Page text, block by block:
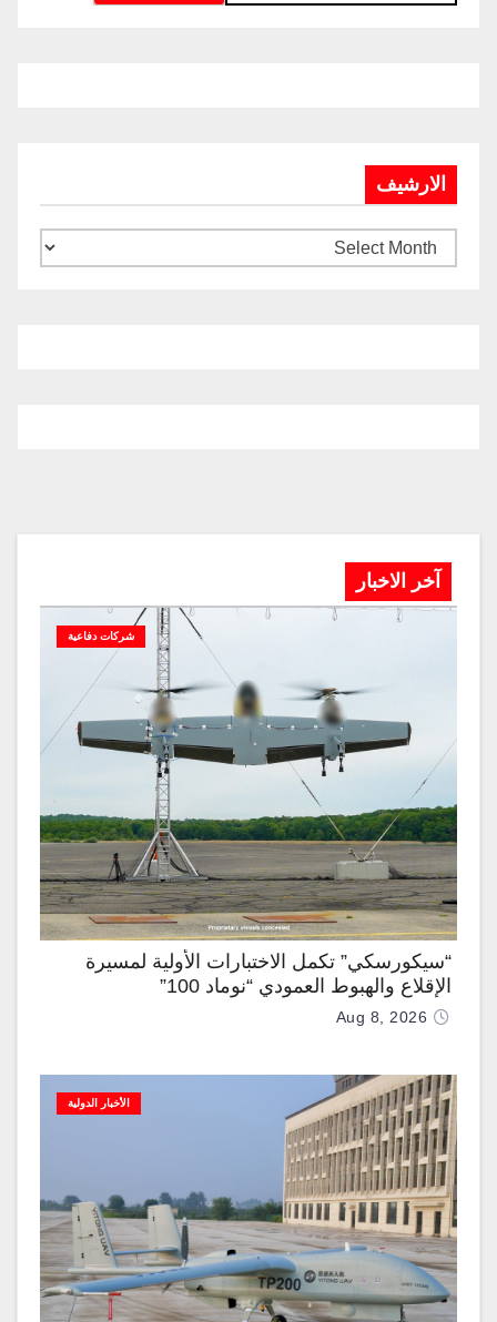
الارشيف
آخر الاخبار
شركات دفاعية
“سيكورسكي” تكمل الاختبارات الأولية لمسيرة
الإقلاع والهبوط العمودي “نوماد 100”
Aug 8, 2026
الأخبار الدولية